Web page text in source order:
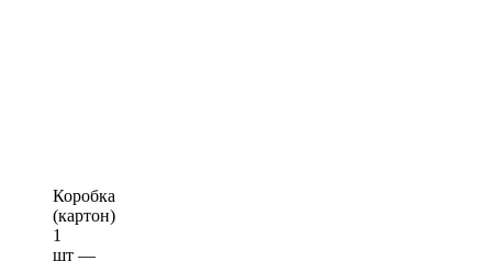
Коробка
(картон)
1
шт —